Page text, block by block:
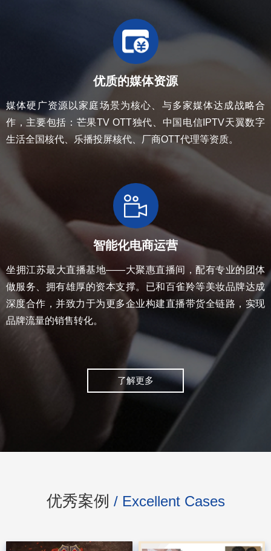
优质的媒体资源
媒体硬⼴资源以家庭场景为核⼼、与多家媒体达成战略合
作，主要包括：芒果TV OTT独代、中国电信IPTV天翼数字
⽣活全国核代、乐播投屏核代、⼚商OTT代理等资质。
智能化电商运营
坐拥江苏最⼤直播基地——⼤聚惠直播间，配有专业的团体
做服务、拥有雄厚的资本⽀撑。已和百雀羚等美妆品牌达成
深度合作，并致⼒于为更多企业构建直播带货全链路，实现
品牌流量的销售转化。
了解更多
优秀案例 / Excellent Cases